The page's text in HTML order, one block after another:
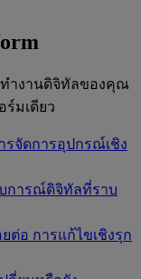
ำงานดิจิทัลของคุณ
มเดียว
รจัดการอุปกรณ์เชิง
การณ์ดิจิทัลที่ราบ
ต่อ การแก้ไขเชิงรุก